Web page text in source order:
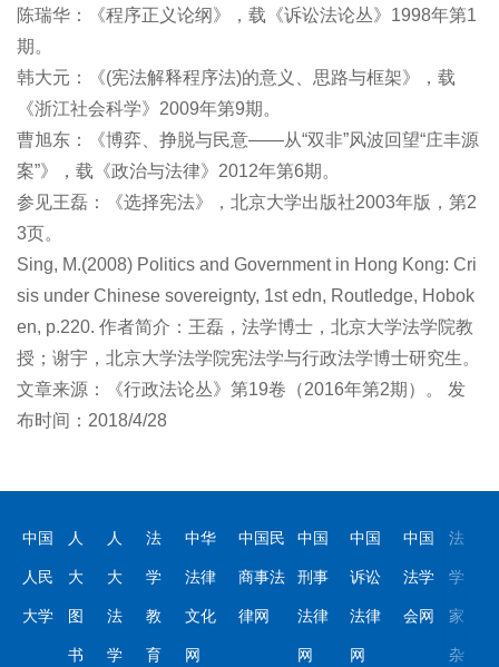
陈瑞华：《程序正义论纲》，载《诉讼法论丛》1998年第1
期。
韩大元：《(宪法解释程序法)的意义、思路与框架》，载
《浙江社会科学》2009年第9期。
曹旭东：《博弈、挣脱与民意――从“双非”风波回望“庄丰源
案”》，载《政治与法律》2012年第6期。
参见王磊：《选择宪法》，北京大学出版社2003年版，第2
3页。
Sing, M.(2008) Politics and Government in Hong Kong: Cri
sis under Chinese sovereignty, 1st edn, Routledge, Hobok
en, p.220. 作者简介：王磊，法学博士，北京大学法学院教
授；谢宇，北京大学法学院宪法学与行政法学博士研究生。
文章来源：《行政法论丛》第19卷（2016年第2期）。 发
布时间：2018/4/28
中国
人民
大学
人
大
图
书
人
大
法
学
法
学
教
育
中华
法律
文化
网
中国民
商事法
律网
中国
刑事
法律
网
中国
诉讼
法律
网
中国
法学
会网
法
学
家
杂